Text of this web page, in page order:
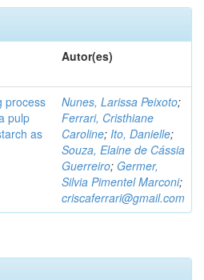
Autor(es)
process
pulp
as
Nunes, Larissa Peixoto;
Ferrari, Cristhiane
Caroline; Ito, Danielle;
Souza, Elaine de Cássia
Guerreiro; Germer,
Silvia Pimentel Marconi;
criscaferrari@gmail.com